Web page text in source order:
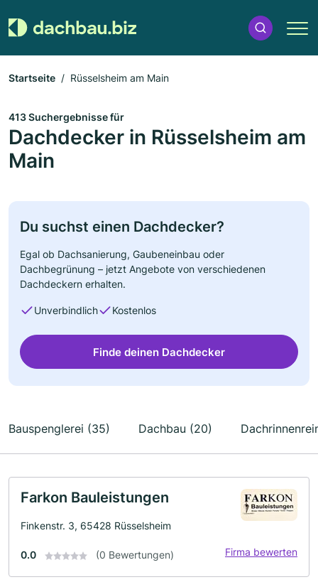
Startseite Rüsselsheim am Main
413 Suchergebnisse für
Dachdecker in Rüsselsheim am
Main
Du suchst einen Dachdecker?
Egal ob Dachsanierung, Gaubeneinbau oder
Dachbegrünung – jetzt Angebote von verschiedenen
Dachdeckern erhalten.
Unverbindlich Kostenlos
Finde deinen Dachdecker
Bauspenglerei (35) Dachbau (20)
Farkon Bauleistungen
Finkenstr. 3, 65428 Rüsselsheim
0.0 (0 Bewertungen) Firma bewerten